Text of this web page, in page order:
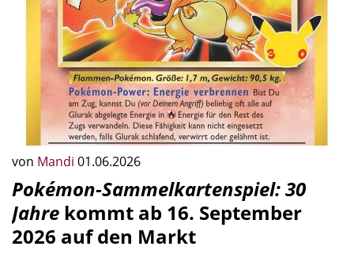
von Mandi 01.06.2026
Pokémon-Sammelkartenspiel: 30
Jahre kommt ab 16. September
2026 auf den Markt